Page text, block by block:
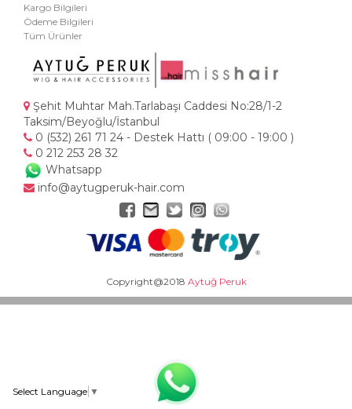
Kargo Bilgileri
Ödeme Bilgileri
Tüm Ürünler
Şehit Muhtar Mah.Tarlabaşı Caddesi No:28/1-2
Taksim/Beyoğlu/İstanbul
0 (532) 261 71 24 - Destek Hattı ( 09:00 - 19:00 )
0 212 253 28 32
Whatsapp
info@aytugperuk-hair.com
Select Language ▼
Copyright@2018 Aytuğ Peruk